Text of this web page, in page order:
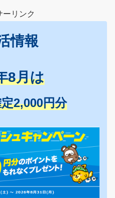
ーリンク
情報
8月は
2,000円分